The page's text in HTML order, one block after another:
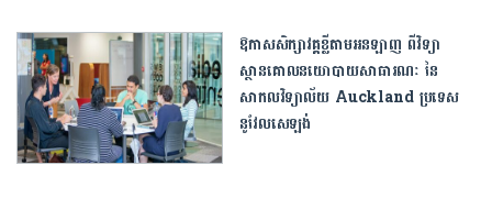
ឱកាសសិក្សាវគ្គខ្លីតាមអនឡាញ ពីវិទ្យា
ស្ថានគោលនយោបាយសាធារណៈ នៃ
សាកលវិទ្យាល័យ Auckland ប្រទេស
នូវែលសេឡង់